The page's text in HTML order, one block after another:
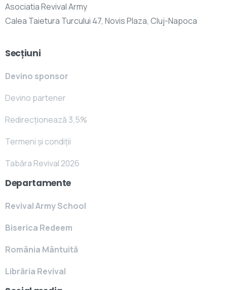
Asociatia Revival Army
Calea Taietura Turcului 47, Novis Plaza, Cluj-Napoca
Secțiuni
Devino sponsor
Devino partener
Redirecționează 3,5%
Termeni și condiții
Tabăra Revival 2026
Departamente
Revival Army School
Biserica Redeem
România Mântuită
Librăria Revival